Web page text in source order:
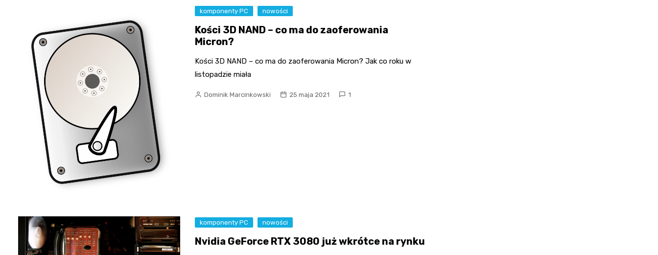
komponenty PC nowości
Kości 3D NAND – co ma do zaoferowania
Micron?
Kości 3D NAND – co ma do zaoferowania Micron? Jak co roku w
listopadzie miała
Dominik Marcinkowski 25 maja 2021 1
komponenty PC nowości
Nvidia GeForce RTX 3080 już wkrótce na rynku